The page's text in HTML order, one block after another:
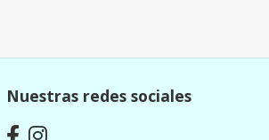
Nuestras redes sociales